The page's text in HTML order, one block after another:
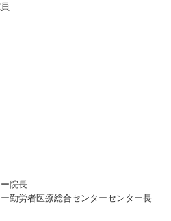
院長
勤労者医療総合センターセンター長